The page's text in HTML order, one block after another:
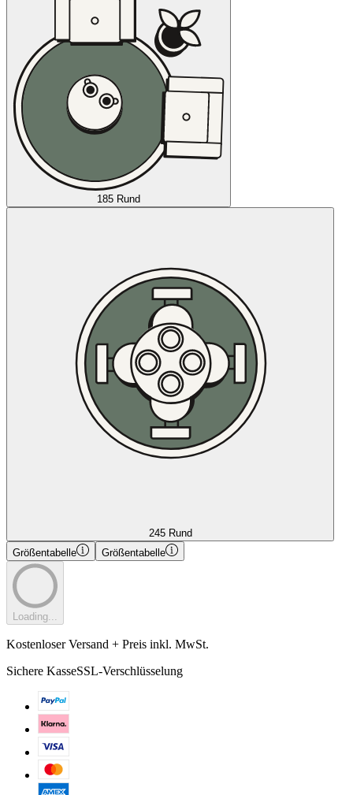
185 Rund
245 Rund
Größentabelle
Größentabelle
Loading...
Kostenloser Versand + Preis inkl. MwSt.
Sichere KasseSSL-Verschlüsselung